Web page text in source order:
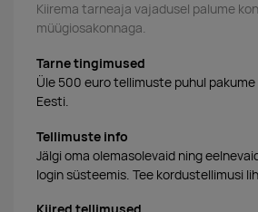
Kiirema tarneaja vajadusel palume
müügiosakonnaga.
Tarne tingimused
Üle 500 euro tellimuste puhul
Eesti.
Tellimuste info
Jälgi oma olemasolevaid ning
login süsteemis. Tee kordustellimusi